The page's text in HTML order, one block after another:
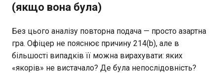
(якщо вона була)
Без цього аналізу повторна подача — просто азартна
гра. Офіцер не пояснює причину 214(b), але в
більшості випадків її можна вирахувати: яких
«якорів» не вистачало? Де була непослідовність?